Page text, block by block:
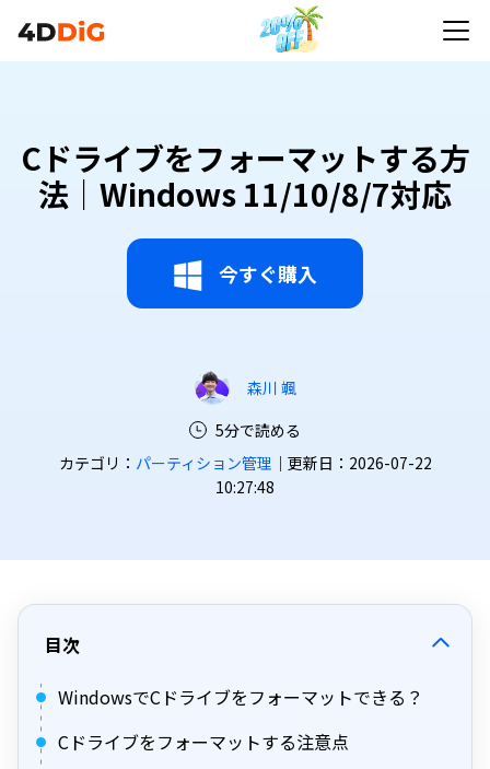
Cドライブをフォーマットする方
法｜Windows 11/10/8/7対応
今すぐ購入
森川 颯
5分で読める
カテゴリ： パーティション管理 ｜更新日：2026-07-22
10:27:48
目次
WindowsでCドライブをフォーマットできる？
Cドライブをフォーマットする注意点